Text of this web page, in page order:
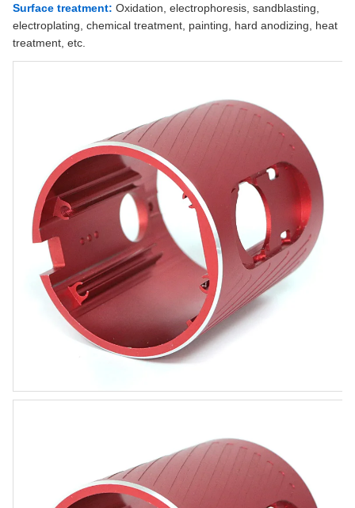
Surface treatment: Oxidation, electrophoresis, sandblasting,
electroplating, chemical treatment, painting, hard anodizing, heat
treatment, etc.